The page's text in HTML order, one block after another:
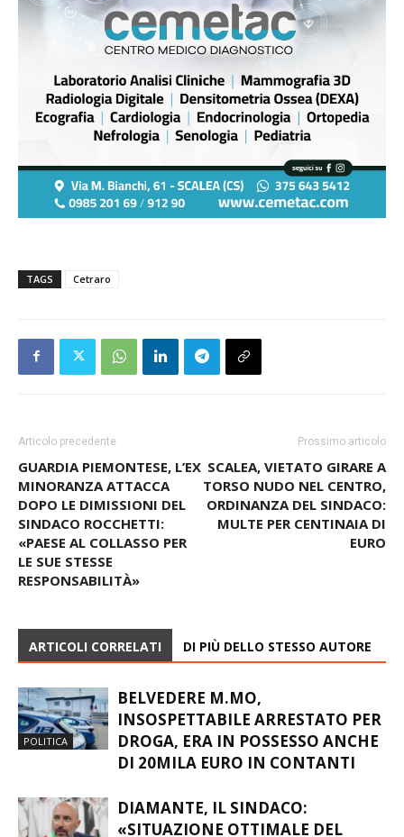
TAGS Cetraro
Articolo precedente
GUARDIA PIEMONTESE, L’EX
MINORANZA ATTACCA
DOPO LE DIMISSIONI DEL
SINDACO ROCCHETTI:
«PAESE AL COLLASSO PER
LE SUE STESSE
RESPONSABILITÀ»
Prossimo articolo
SCALEA, VIETATO GIRARE A
TORSO NUDO NEL CENTRO,
ORDINANZA DEL SINDACO:
MULTE PER CENTINAIA DI
EURO
ARTICOLI CORRELATI DI PIÙ DELLO STESSO AUTORE
POLITICA
BELVEDERE M.MO,
INSOSPETTABILE ARRESTATO PER
DROGA, ERA IN POSSESSO ANCHE
DI 20MILA EURO IN CONTANTI
DIAMANTE, IL SINDACO:
«SITUAZIONE OTTIMALE DEL